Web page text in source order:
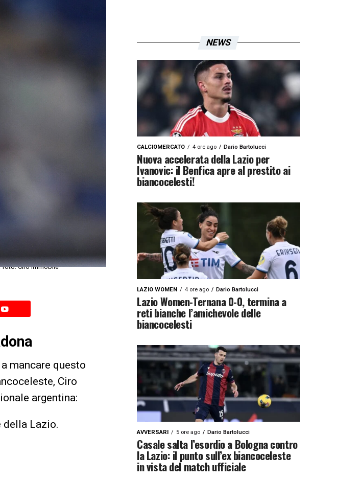
foto: Ciro Immobile
mancare questo
Ciro
argentina:
della Lazio.
NEWS
CALCIOMERCATO 4 ore ago Dario Bartolucci
Nuova accelerata della Lazio per
Ivanovic: il Benfica apre al prestito ai
biancocelesti!
LAZIO WOMEN 4 ore ago Dario Bartolucci
Lazio Women-Ternana 0-0, termina a
reti bianche l’amichevole delle
biancocelesti
AVVERSARI 5 ore ago Dario Bartolucci
Casale salta l’esordio a Bologna contro
la Lazio: il punto sull’ex biancoceleste
in vista del match ufficiale